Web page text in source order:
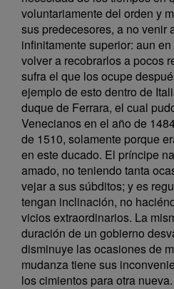
voluntariamente del orden y
sus predecesores, a no venir
infinitamente superior: aun
volver a recobrarlos a pocos
sufra el que los ocupe
ejemplo de esto dentro de
duque de Ferrara, el cual
Venecianos en el año de
de 1510, solamente porque
en este ducado. El príncipe
amado, no teniendo tanta
vejar a sus súbditos; y es
tengan inclinación, no
vicios extraordinarios. La
duración de un gobierno
disminuye las ocasiones de
mudanza tiene sus
los cimientos para otra nueva.